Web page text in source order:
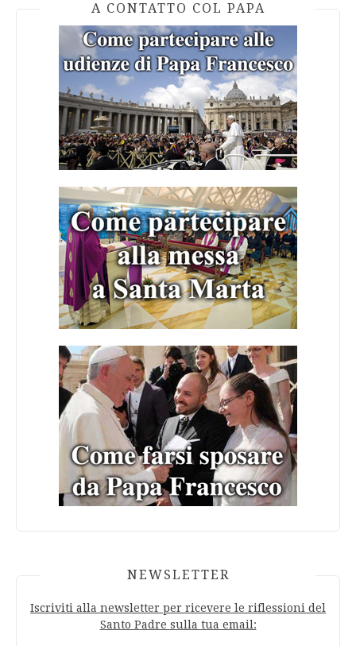
A CONTATTO COL PAPA
NEWSLETTER
Iscriviti alla newsletter per ricevere le riflessioni del
Santo Padre sulla tua email: